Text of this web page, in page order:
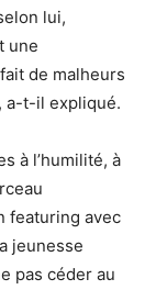
lui,
une
de malheurs
a-t-il expliqué.
à l’humilité, à
featuring avec
jeunesse
pas céder au